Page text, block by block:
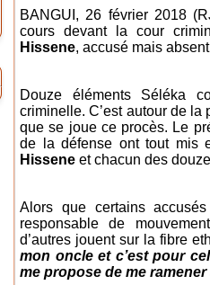
BANGUI, 26 février 2018
cours devant la cour
Hissene, accusé mais
Douze éléments Séléka
criminelle. C’est autour de la
que se joue ce procès. Le
de la défense ont tout mis
Hissene et chacun des
Alors que certains
responsable de
d’autres jouent sur la fibre
mon oncle et c’est pour
me propose de me